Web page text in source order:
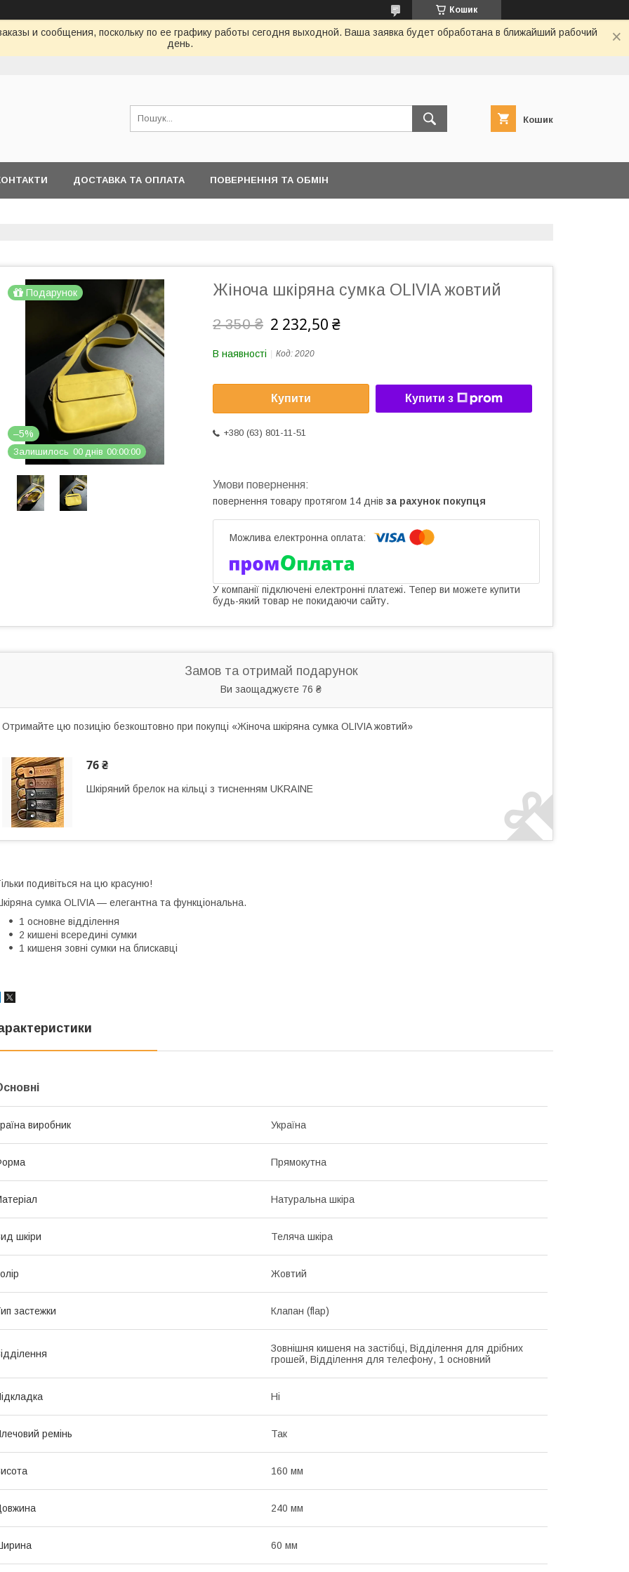
Кошик
и сообщения, поскольку по ее графику работы сегодня выходной. Ваша заявка будет обработана в ближайший рабочий
день.
Кошик
ДОСТАВКА ТА ОПЛАТА ПОВЕРНЕННЯ ТА ОБМІН
Подарунок
–5%
Залишилось 00 днів 00 00 00
Жіноча шкіряна сумка OLIVIA жовтий
2 350 ₴ 2 232,50 ₴
В наявності Код: 2020
Купити Купити з
+380 (63) 801-11-51
повернення товару протягом 14 днів за рахунок покупця
У компанії підключені електронні платежі. Тепер ви можете купити
будь-який товар не покидаючи сайту.
Замов та отримай подарунок
Ви заощаджуєте 76 ₴
Отримайте цю позицію безкоштовно при покупці «Жіноча шкіряна сумка OLIVIA жовтий»
76 ₴
Шкіряний брелок на кільці з тисненням UKRAINE
подивіться на цю красуню!
сумка OLIVIA — елегантна та функціональна.
1 основне відділення
2 кишені всередині сумки
1 кишеня зовні сумки на блискавці
виробник Україна
Прямокутна
Натуральна шкіра
шкіри Теляча шкіра
Жовтий
застежки Клапан (flap)
Зовнішня кишеня на застібці, Відділення для дрібних
грошей, Відділення для телефону, 1 основний
Ні
ремінь Так
160 мм
240 мм
60 мм